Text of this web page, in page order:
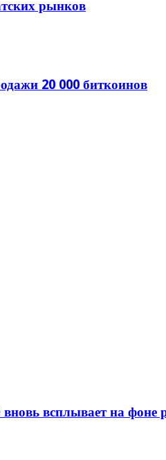
рынков
20 000 биткоинов
всплывает на